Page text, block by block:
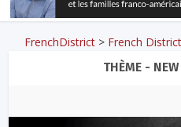
FrenchDistrict > French District
THÈME -